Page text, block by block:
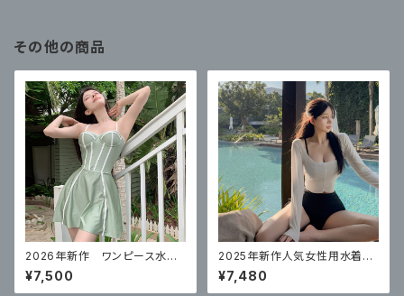
その他の商品
2026年新作 ワンピース水
着 体型カバー
¥7,500
2025年新作人気女性用水着の
韓国版、ハイウエストビキニ3点
セット
¥7,480